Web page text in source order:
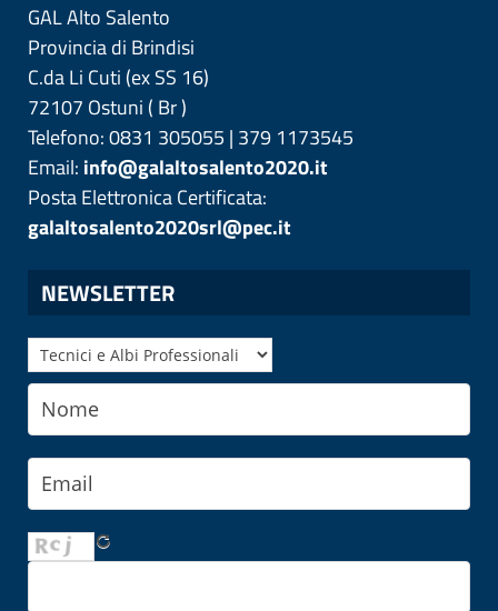
GAL Alto Salento
Provincia di Brindisi
C.da Li Cuti (ex SS 16)
72107 Ostuni ( Br)
Telefono: 0831 305055 | 379 1173545
Email: info@galaltosalento2020.it
Posta Elettronica Certificata:
galaltosalento2020srl@pec.it
NEWSLETTER